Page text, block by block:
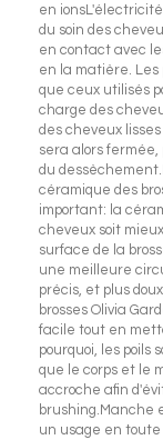
en
du soin des
en contact avec
en la matière. Les
que ceux utilisés
charge des
des cheveux
sera alors
du
céramique des
important: la
cheveux soit
surface de la
une meilleure
précis, et plus
brosses Olivia
facile tout en
pourquoi, les poils
que le corps et le
accroche afin
brushing.Manche
un usage en